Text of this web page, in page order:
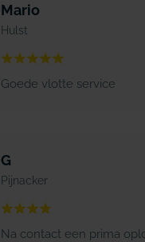
Mario
Hulst
Goede vlotte service
G
Pijnacker
Na contact een prima